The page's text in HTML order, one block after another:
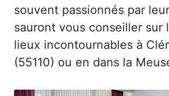
souvent passionnés par
sauront vous conseiller sur
lieux incontournables à
(55110) ou en dans la